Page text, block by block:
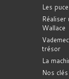
Les
Wallace
trésor
La
Nos clés